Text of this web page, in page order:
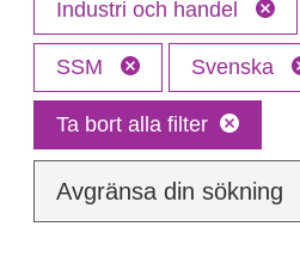
Industri och handel
SSM Svenska
Ta bort alla filter
Avgränsa din sökning